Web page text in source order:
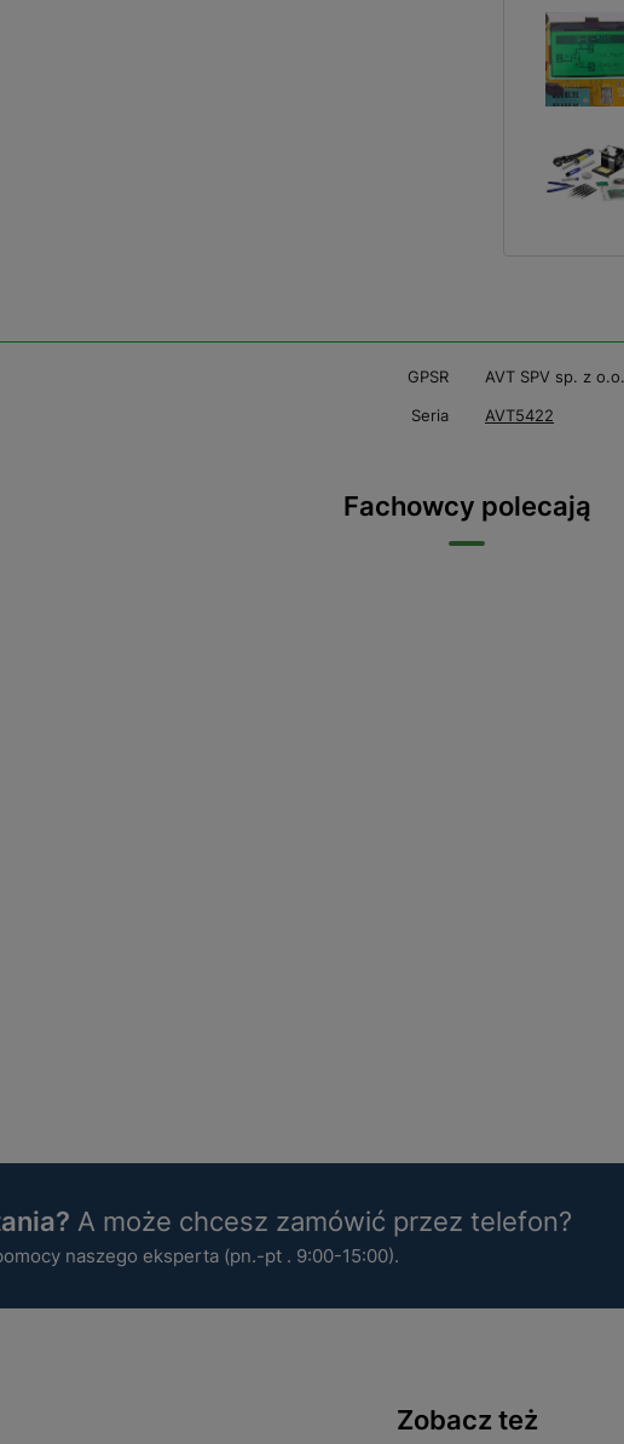
GPSR AVT SPV sp. z o.o.
Seria
AVT5422
Fachowcy polecają
A może chcesz zamówić przez telefon?
naszego eksperta (pn.-pt . 9:00-15:00).
Zobacz też